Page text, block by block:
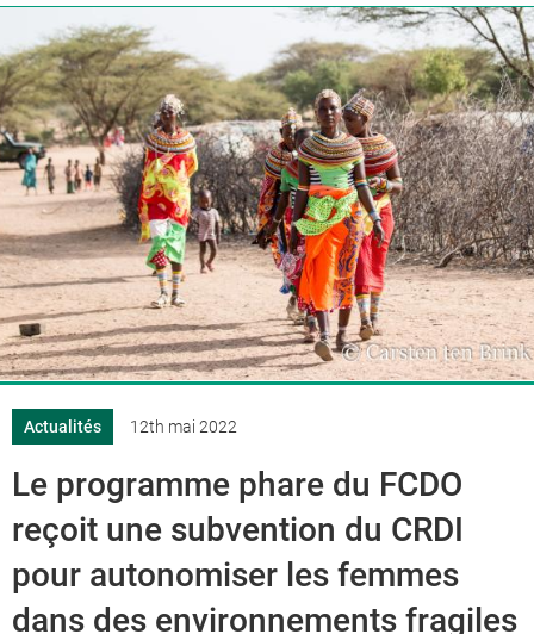
Actualités 12th mai 2022
Le programme phare du FCDO
reçoit une subvention du CRDI
pour autonomiser les femmes
dans des environnements fragiles